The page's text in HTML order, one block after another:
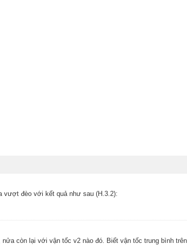
vượt đèo với kết quả như sau (H.3.2):
còn lại với vận tốc v2 nào đó. Biết vận tốc trung bình